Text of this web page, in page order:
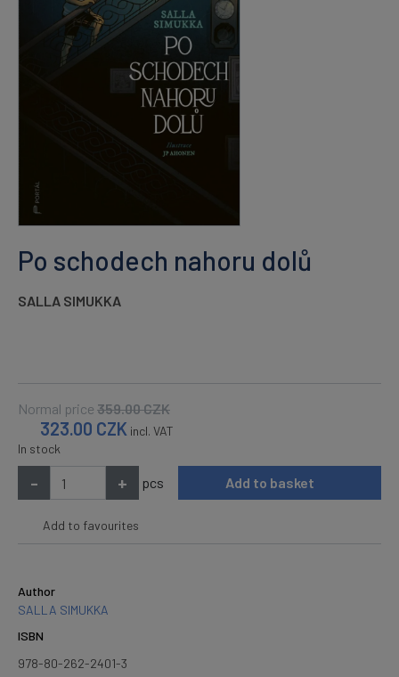
Po schodech nahoru dolů
SALLA SIMUKKA
Normal price 359.00CZK
323.00 CZK incl. VAT
In stock
- + pcs Add to basket
Add to favourites
Author
SALLA SIMUKKA
ISBN
978-80-262-2401-3